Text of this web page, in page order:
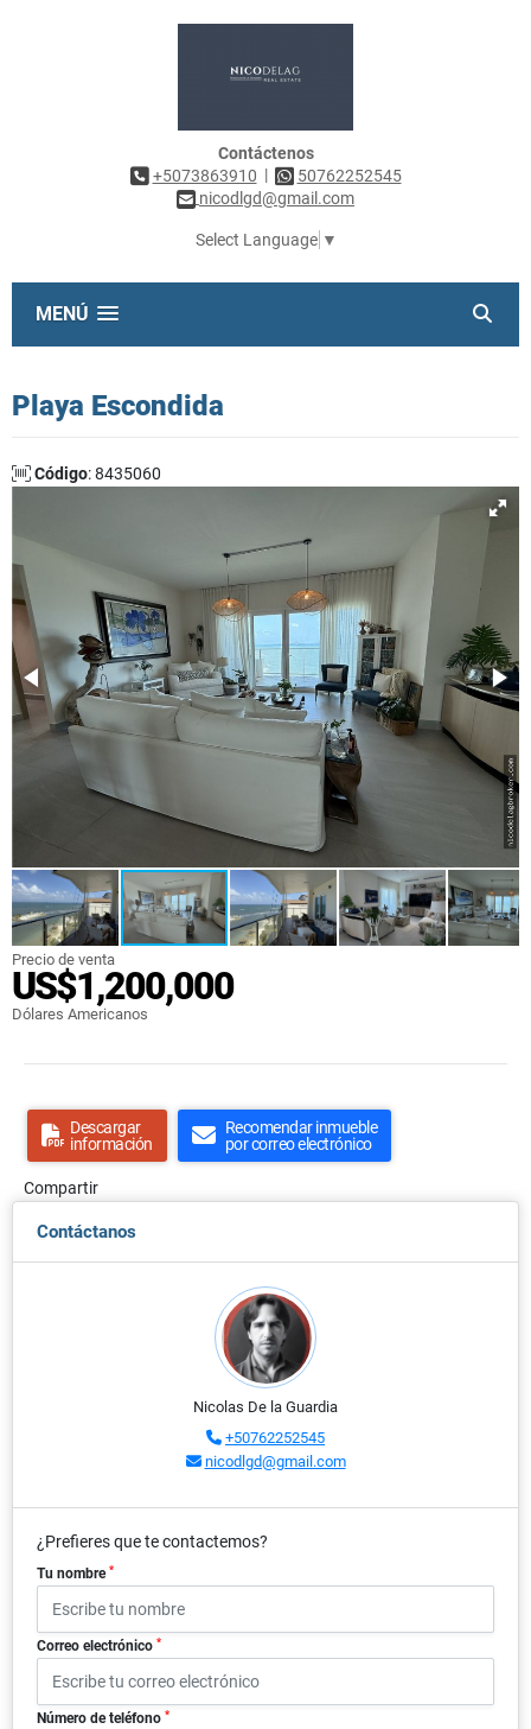
Contáctenos
+5073863910 |
50762252545
nicodlgd@gmail.com
Select Language ▼
MENÚ
Playa Escondida
Código: 8435060
Precio de venta
US$1,200,000
Dólares Americanos
Descargar
información
Recomendar inmueble
por correo electrónico
Compartir
Contáctanos
Nicolas De la Guardia
+50762252545
nicodlgd@gmail.com
¿Prefieres que te contactemos?
Tu nombre *
Correo electrónico *
Número de teléfono *